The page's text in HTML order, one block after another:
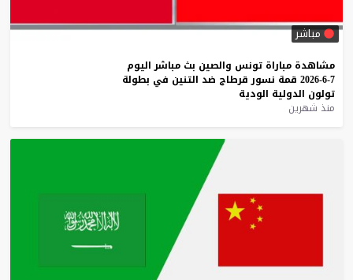
مباشر
مشاهدة مباراة تونس والصين بث مباشر اليوم
7-6-2026
قمة نسور قرطاج ضد التنين في بطولة
تولون الدولية الودية
منذ شهرين